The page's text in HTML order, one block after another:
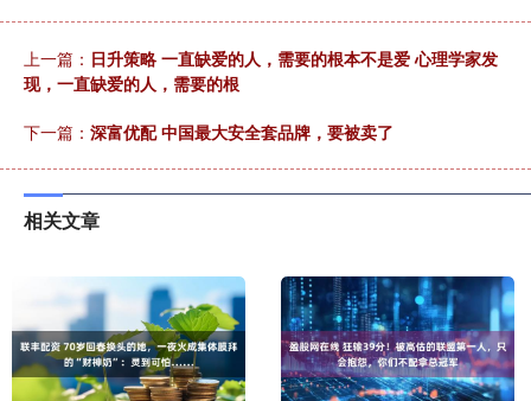
上一篇： 日升策略 一直缺爱的人，需要的根本不是爱 心理学家发
现，一直缺爱的人，需要的根
下一篇： 深富优配 中国最大安全套品牌，要被卖了
相关文章